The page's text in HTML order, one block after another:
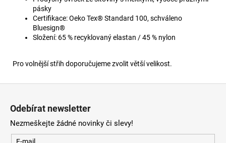
pásky
Certifikace: Oeko Tex® Standard 100, schváleno
Bluesign®
Složení: 65 % recyklovaný elastan / 45 % nylon
Pro volnější střih doporučujeme zvolit větší velikost.
Odebírat newsletter
Nezmeškejte žádné novinky či slevy!